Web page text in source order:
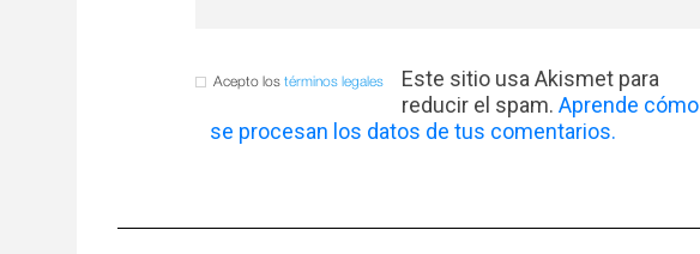
Acepto los términos legales
Este sitio usa Akismet para
reducir el spam. Aprende cómo
se procesan los datos de tus comentarios.